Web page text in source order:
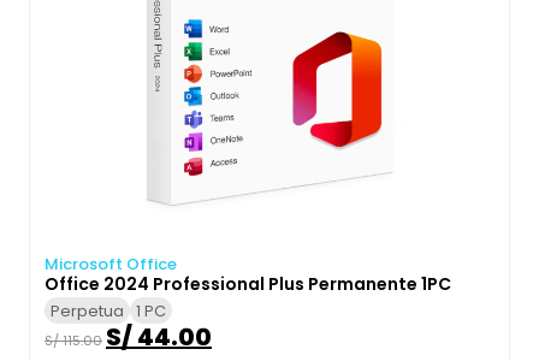
Microsoft Office
Office 2024 Professional Plus Permanente 1PC
Perpetua 1 PC
S/115.00 S/44.00